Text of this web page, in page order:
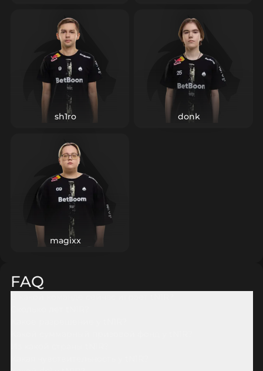
строить базовую экономику, сценарии ретейков и
анти‑форсовые модели. Именно поэтому tN1R
воспринимается как «склеивающий» элемент состава
— игрок, который редко попадает в заголовки, но
регулярно повышает командные шансы на победу в
длинных сериях.
sh1ro donk
magixx
FAQ